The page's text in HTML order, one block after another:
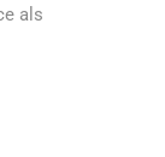
als